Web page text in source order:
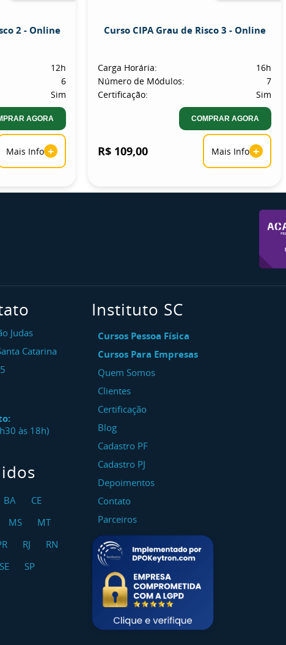
2 - Online
12h
6
Sim
AGORA
Mais Info +
Curso CIPA Grau de Risco 3 - Online
Carga Horária:
16h
Número de Módulos:
7
Certificação:
Sim
COMPRAR AGORA
R$ 109,00 Mais Info +
Judas
Catarina
às 18h)
BA
CE
MS
MT
RJ
RN
SE
SP
Instituto SC
Cursos Pessoa Física
Cursos Para Empresas
Quem Somos
Clientes
Certificação
Blog
Cadastro PF
Cadastro PJ
Depoimentos
Contato
Parceiros